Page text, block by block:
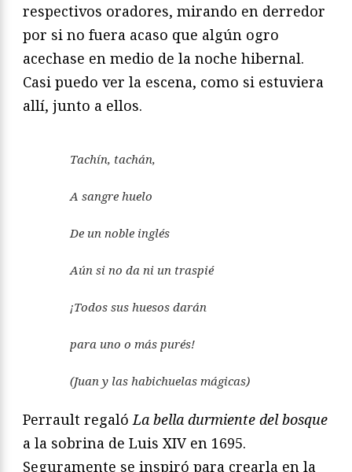
respectivos oradores, mirando en derredor
por si no fuera acaso que algún ogro
acechase en medio de la noche hibernal.
Casi puedo ver la escena, como si estuviera
allí, junto a ellos.
Tachín, tachán,
A sangre huelo
De un noble inglés
Aún si no da ni un traspié
¡Todos sus huesos darán
para uno o más purés!
(Juan y las habichuelas mágicas)
Perrault regalóLa bella durmiente del bosque
a la sobrina de Luis XIV en 1695.
Seguramente se inspiró para crearla en la